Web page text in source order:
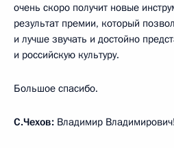
очень скоро получит новые
результат премии, который
и лучше звучать и достойно
и российскую культуру.
Большое спасибо.
С.Чехов: Владимир Владимирович!